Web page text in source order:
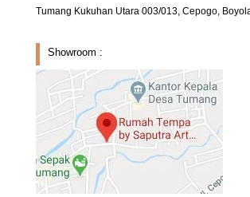
Tumang Kukuhan Utara 003/013, Cepogo,
Showroom :